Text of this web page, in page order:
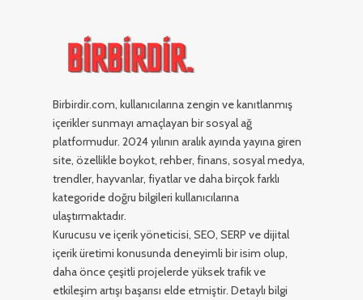
Birbirdir.com, kullanıcılarına zengin ve kanıtlanmış
içerikler sunmayı amaçlayan bir sosyal ağ
platformudur. 2024 yılının aralık ayında yayına giren
site, özellikle boykot, rehber, finans, sosyal medya,
trendler, hayvanlar, fiyatlar ve daha birçok farklı
kategoride doğru bilgileri kullanıcılarına
ulaştırmaktadır.
Kurucusu ve içerik yöneticisi, SEO, SERP ve dijital
içerik üretimi konusunda deneyimli bir isim olup,
daha önce çeşitli projelerde yüksek trafik ve
etkileşim artışı başarısı elde etmiştir. Detaylı bilgi